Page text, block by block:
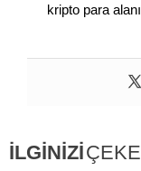
kripto para
İLGİNİZİ